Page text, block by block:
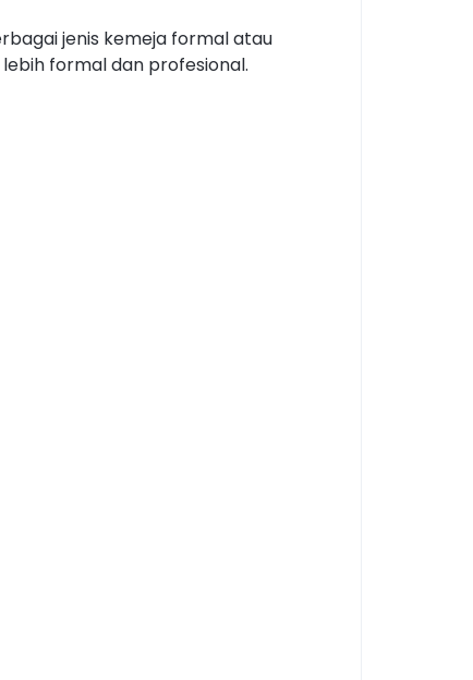
jenis kemeja formal atau
formal dan profesional.